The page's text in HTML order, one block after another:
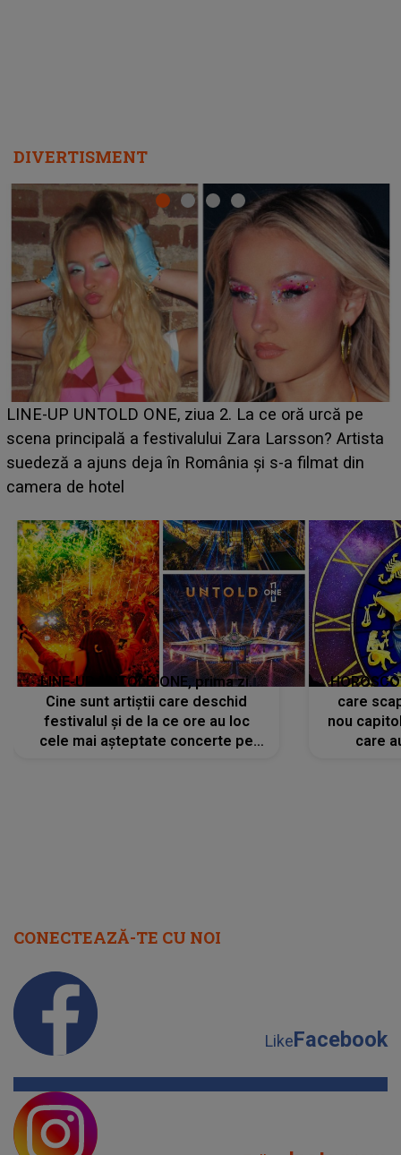
DIVERTISMENT
Ce a dezvăluit noua concurentă din "Casa Iubirii" l-a
luat prin surprindere pe Emanuel. CINE ESTE
BĂIATUL VIZAT de Alexandra?! Aflându-se în fața
faptului împlinit, A RECUNOSCUT IMEDIAT: "Am
LINE-UP UNTOLD ONE, prima zi.
Cine sunt artiștii care deschid
festivalul și de la ce ore au loc
cele mai așteptate concerte pe
care
nou
care
CONECTEAZĂ-TE CU NOI
LikeFacebook